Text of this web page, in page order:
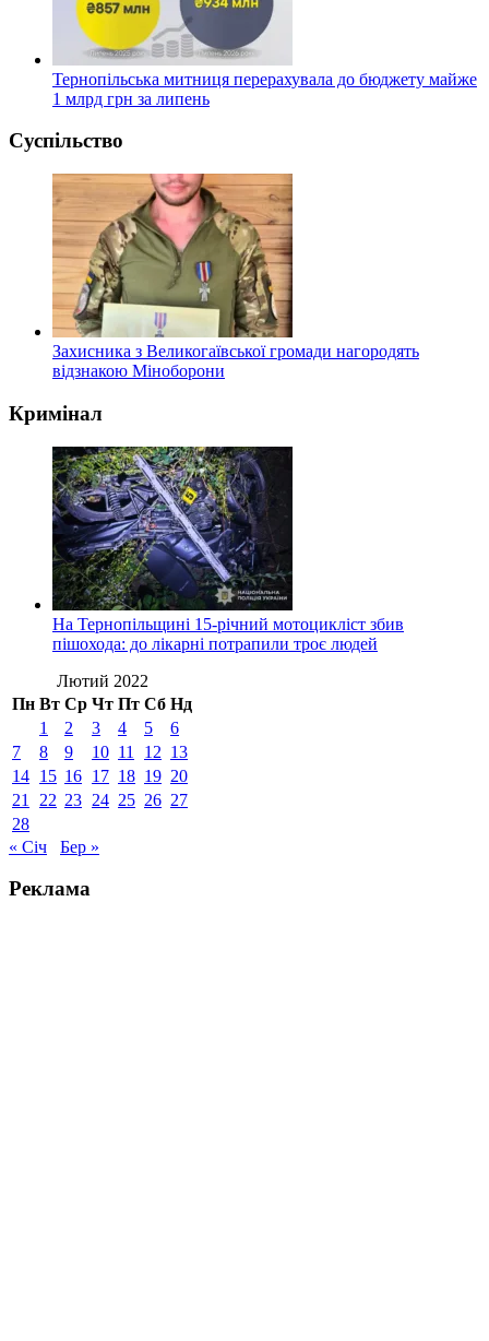
Тернопільська митниця перерахувала до бюджету майже
1 млрд грн за липень
Суспільство
Захисника з Великогаївської громади нагородять
відзнакою Міноборони
Кримінал
На Тернопільщині 15-річний мотоцикліст збив
пішохода: до лікарні потрапили троє людей
Лютий 2022
Пн Вт Ср Чт Пт Сб Нд
1
2 3 4 5
6
7
8 9 10 11 12 13
14 15 16 17 18 19 20
21
22 23 24 25 26 27
28
« Січ
Бер »
Реклама